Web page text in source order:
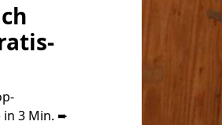
in 3 Min. ➨